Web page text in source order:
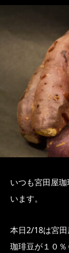
いつも宮田屋
います。
本日2/18は宮田
珈琲豆が１０